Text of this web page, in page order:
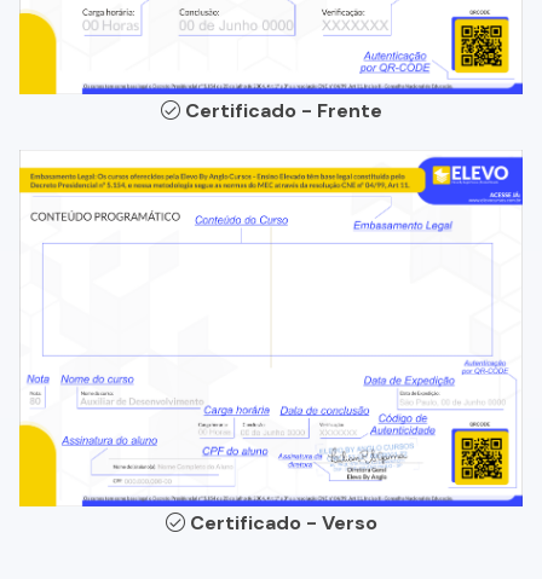
Certificado - Frente
Certificado - Verso